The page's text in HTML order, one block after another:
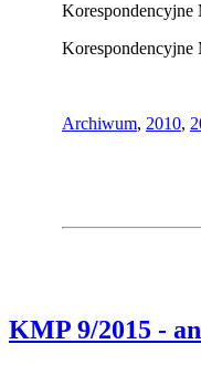
Korespondencyjne
Korespondencyjne
Archiwum, 2010,
KMP 9/2015 -